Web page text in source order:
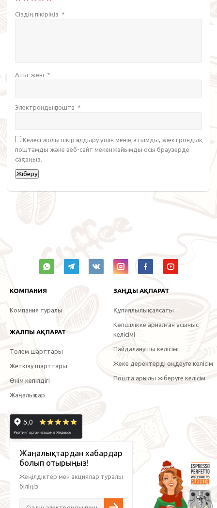
Сіздің пікіріңіз *
Аты-жөні *
Электрондық пошта *
Келесі жолы пікір қалдыру үшін менің атымды, электрондық
поштамды және веб-сайт мекенжайымды осы браузерде
сақтаңыз.
КОМПАНИЯ
Компания туралы
ЖАЛПЫ АҚПАРАТ
Төлем шарттары
Жеткізу шарттары
Өнім кепілдігі
Жаңалықтар
ЗАҢДЫ АҚПАРАТ
Құпиялылық саясаты
Көпшілікке арналған ұсыныс
келісімі
Пайдаланушы келісімі
Жеке деректерді өңдеуге келісім
Пошта арқылы жіберуге келісім
Жаңалықтардан хабардар
болып отырыңыз!
Жеңілдіктер мен акциялар туралы
біліңіз